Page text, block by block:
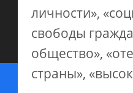
личности»,
свободы
общество»,
страны»,